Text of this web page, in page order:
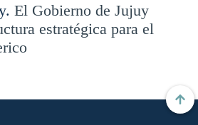
El Gobierno de Jujuy
estratégica para el